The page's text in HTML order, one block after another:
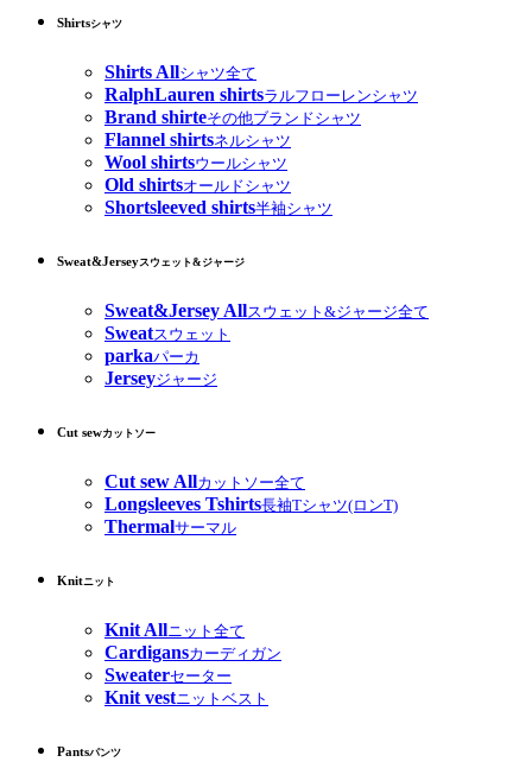
Shirtsシャツ
Shirts Allシャツ全て
RalphLauren shirtsラルフローレンシャツ
Brand shirteその他ブランドシャツ
Flannel shirtsネルシャツ
Wool shirtsウールシャツ
Old shirtsオールドシャツ
Shortsleeved shirts半袖シャツ
Sweat&Jerseyスウェット&ジャージ
Sweat&Jersey Allスウェット&ジャージ全て
Sweatスウェット
parkaパーカ
Jerseyジャージ
Cut sewカットソー
Cut sew Allカットソー全て
Longsleeves Tshirts長袖Tシャツ(ロンT)
Thermalサーマル
Knitニット
Knit Allニット全て
Cardigansカーディガン
Sweaterセーター
Knit vestニットベスト
Pantsパンツ